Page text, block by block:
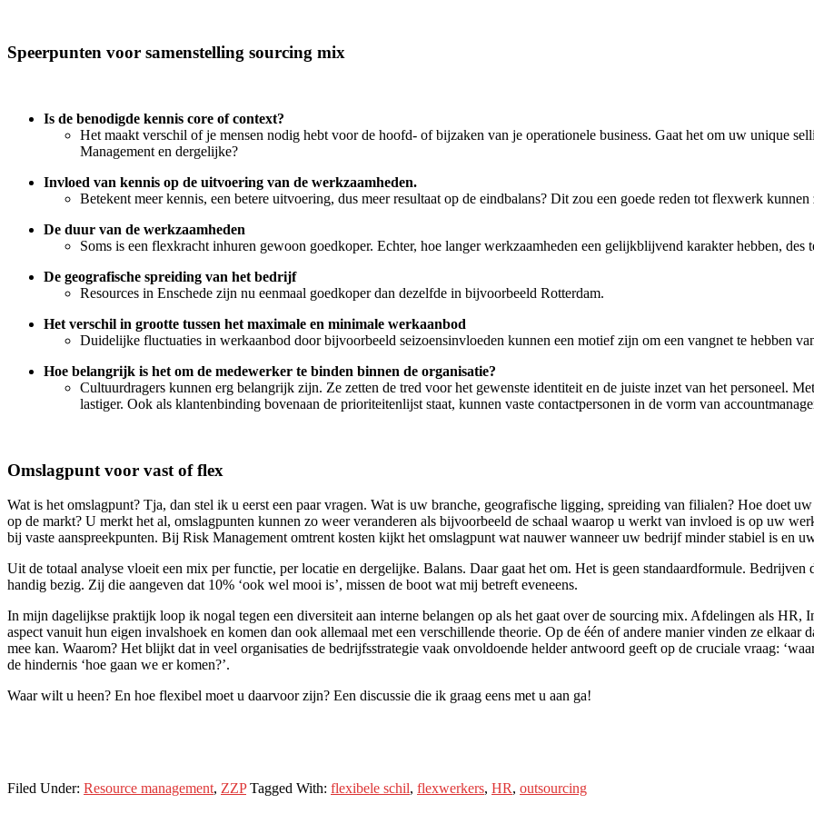
Speerpunten voor samenstelling sourcing mix
Is de benodigde kennis core of context?
Het maakt verschil of je mensen nodig hebt voor de hoofd- of bijzaken van je operationele business. Gaat het om uw unique
Management en dergelijke?
Invloed van kennis op de uitvoering van de werkzaamheden.
Betekent meer kennis, een betere uitvoering, dus meer resultaat op de eindbalans? Dit zou een goede reden tot flexwerk
De duur van de werkzaamheden
Soms is een flexkracht inhuren gewoon goedkoper. Echter, hoe langer werkzaamheden een gelijkblijvend karakter hebben, des
De geografische spreiding van het bedrijf
Resources in Enschede zijn nu eenmaal goedkoper dan dezelfde in bijvoorbeeld Rotterdam.
Het verschil in grootte tussen het maximale en minimale werkaanbod
Duidelijke fluctuaties in werkaanbod door bijvoorbeeld seizoensinvloeden kunnen een motief zijn om een vangnet te hebben
Hoe belangrijk is het om de medewerker te binden binnen de organisatie?
Cultuurdragers kunnen erg belangrijk zijn. Ze zetten de tred voor het gewenste identiteit en de juiste inzet van het personeel.
lastiger. Ook als klantenbinding bovenaan de prioriteitenlijst staat, kunnen vaste contactpersonen in de vorm van
Omslagpunt voor vast of flex
Wat is het omslagpunt? Tja, dan stel ik u eerst een paar vragen. Wat is uw branche, geografische ligging, spreiding van filialen? Hoe doet
op de markt? U merkt het al, omslagpunten kunnen zo weer veranderen als bijvoorbeeld de schaal waarop u werkt van invloed is op uw
bij vaste aanspreekpunten. Bij Risk Management omtrent kosten kijkt het omslagpunt wat nauwer wanneer uw bedrijf minder stabiel is en
Uit de totaal analyse vloeit een mix per functie, per locatie en dergelijke. Balans. Daar gaat het om. Het is geen standaardformule.
handig bezig. Zij die aangeven dat 10% ‘ook wel mooi is’, missen de boot wat mij betreft eveneens.
In mijn dagelijkse praktijk loop ik nogal tegen een diversiteit aan interne belangen op als het gaat over de sourcing mix. Afdelingen als
aspect vanuit hun eigen invalshoek en komen dan ook allemaal met een verschillende theorie. Op de één of andere manier vinden ze
mee kan. Waarom? Het blijkt dat in veel organisaties de bedrijfsstrategie vaak onvoldoende helder antwoord geeft op de cruciale vraag:
de hindernis ‘hoe gaan we er komen?’.
Waar wilt u heen? En hoe flexibel moet u daarvoor zijn? Een discussie die ik graag eens met u aan ga!
Filed Under: Resource management, ZZP Tagged With: flexibele schil, flexwerkers, HR, outsourcing